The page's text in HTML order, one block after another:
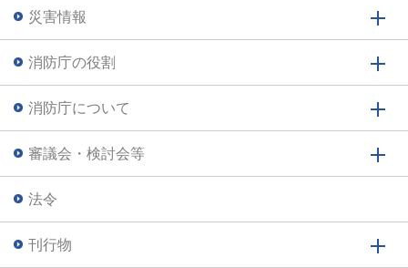
災害情報
消防庁の役割
消防庁について
審議会・検討会等
法令
刊行物